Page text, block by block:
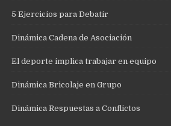
5 Ejercicios para Debatir
Dinámica Cadena de Asociación
El deporte implica trabajar en equipo
Dinámica Bricolaje en Grupo
Dinámica Respuestas a Conflictos